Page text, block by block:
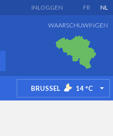
FR NL
INLOGGEN
WAARSCHUWINGEN
BRUSSEL 14 °C